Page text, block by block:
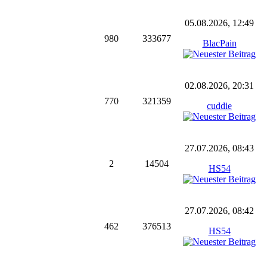
980 333677
05.08.2026, 12:49
BlacPain
770 321359
02.08.2026, 20:31
cuddie
2 14504
27.07.2026, 08:43
HS54
462 376513
27.07.2026, 08:42
HS54